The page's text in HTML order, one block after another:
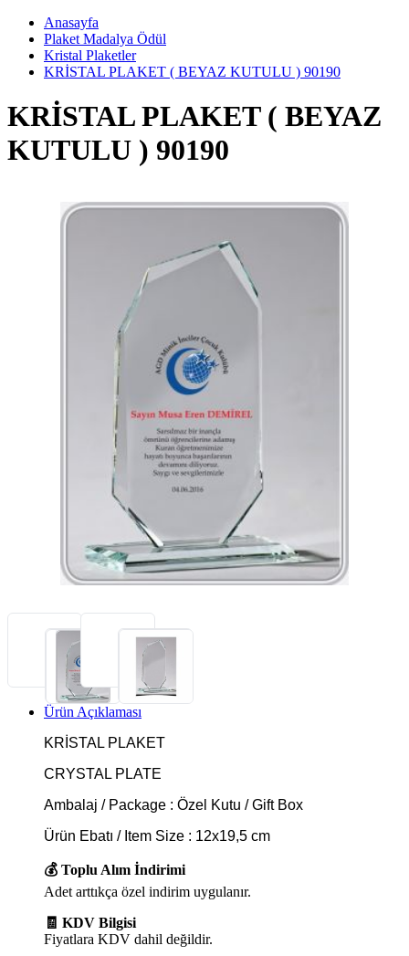
Anasayfa
Plaket Madalya Ödül
Kristal Plaketler
KRİSTAL PLAKET ( BEYAZ KUTULU ) 90190
KRİSTAL PLAKET ( BEYAZ
KUTULU ) 90190
Ürün Açıklaması
KRİSTAL PLAKET
CRYSTAL PLATE
Ambalaj / Package : Özel Kutu / Gift Box
Ürün Ebatı / Item Size : 12x19,5 cm
💰 Toplu Alım İndirimi
Adet arttıkça özel indirim uygulanır.
🧾 KDV Bilgisi
Fiyatlara KDV dahil değildir.